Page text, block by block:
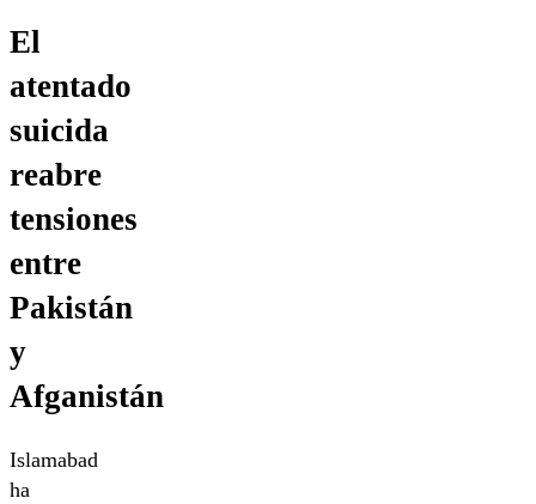
El
atentado
suicida
reabre
tensiones
entre
Pakistán
y
Afganistán
Islamabad
ha